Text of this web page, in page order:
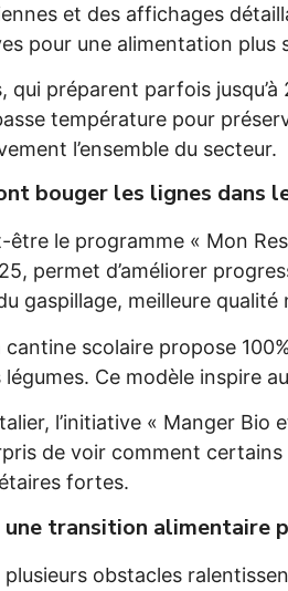
et des affichages
pour une alimentation plus
qui préparent parfois
température pour
l’ensemble du secteur.
bouger les lignes dans
être le programme « Mon
permet d’améliorer
gaspillage, meilleure
scolaire propose
Ce modèle inspire
l’initiative « Manger Bio
de voir comment
fortes.
transition alimentaire
obstacles